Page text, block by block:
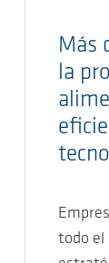
Más
la
todo el